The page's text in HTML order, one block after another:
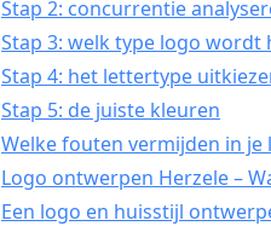
Stap 2: concurrentie
Stap 3: welk type logo wordt
Stap 4: het lettertype
Stap 5: de juiste kleuren
Welke fouten vermijden in je
Logo ontwerpen Herzele –
Een logo en huisstijl